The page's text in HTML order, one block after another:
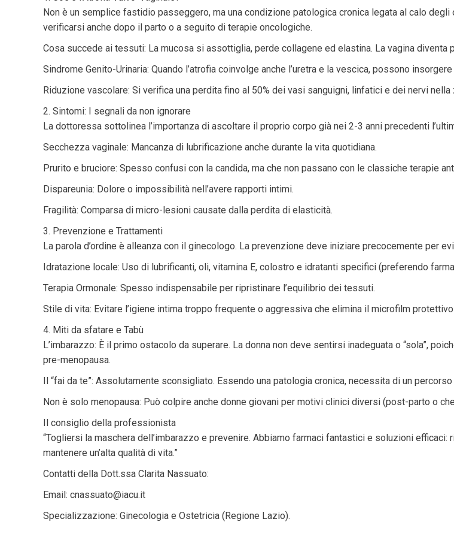
Non è un semplice fastidio passeggero, ma una condizione patologica cronica legata al calo
verificarsi anche dopo il parto o a seguito di terapie oncologiche.
Cosa succede ai tessuti: La mucosa si assottiglia, perde collagene ed elastina. La vagina diventa
Sindrome Genito-Urinaria: Quando l’atrofia coinvolge anche l’uretra e la vescica, possono
Riduzione vascolare: Si verifica una perdita fino al 50% dei vasi sanguigni, linfatici e dei nervi
2. Sintomi: I segnali da non ignorare
La dottoressa sottolinea l’importanza di ascoltare il proprio corpo già nei 2-3 anni precedenti
Secchezza vaginale: Mancanza di lubrificazione anche durante la vita quotidiana.
Prurito e bruciore: Spesso confusi con la candida, ma che non passano con le classiche terapie
Dispareunia: Dolore o impossibilità nell’avere rapporti intimi.
Fragilità: Comparsa di micro-lesioni causate dalla perdita di elasticità.
3. Prevenzione e Trattamenti
La parola d’ordine è alleanza con il ginecologo. La prevenzione deve iniziare precocemente per
Idratazione locale: Uso di lubrificanti, oli, vitamina E, colostro e idratanti specifici (preferendo
Terapia Ormonale: Spesso indispensabile per ripristinare l’equilibrio dei tessuti.
Stile di vita: Evitare l’igiene intima troppo frequente o aggressiva che elimina il microfilm
4. Miti da sfatare e Tabù
L’imbarazzo: È il primo ostacolo da superare. La donna non deve sentirsi inadeguata o “sola”,
pre-menopausa.
Il “fai da te”: Assolutamente sconsigliato. Essendo una patologia cronica, necessita di un
Non è solo menopausa: Può colpire anche donne giovani per motivi clinici diversi (post-parto o
Il consiglio della professionista
“Togliersi la maschera dell’imbarazzo e prevenire. Abbiamo farmaci fantastici e soluzioni
mantenere un’alta qualità di vita.”
Contatti della Dott.ssa Clarita Nassuato:
Email: cnassuato@iacu.it
Specializzazione: Ginecologia e Ostetricia (Regione Lazio).